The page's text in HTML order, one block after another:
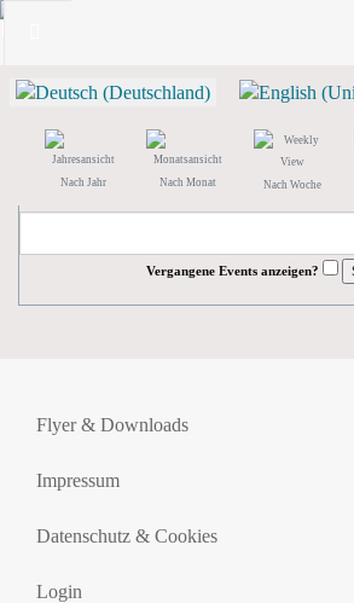
Nach Jahr Nach Monat Nach Woche
Vergangene Events anzeigen?
Flyer & Downloads
Impressum
Datenschutz & Cookies
Login